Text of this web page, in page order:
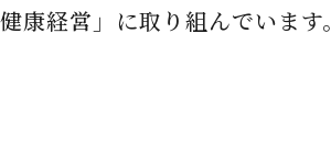
経営」に取り組んでいます。